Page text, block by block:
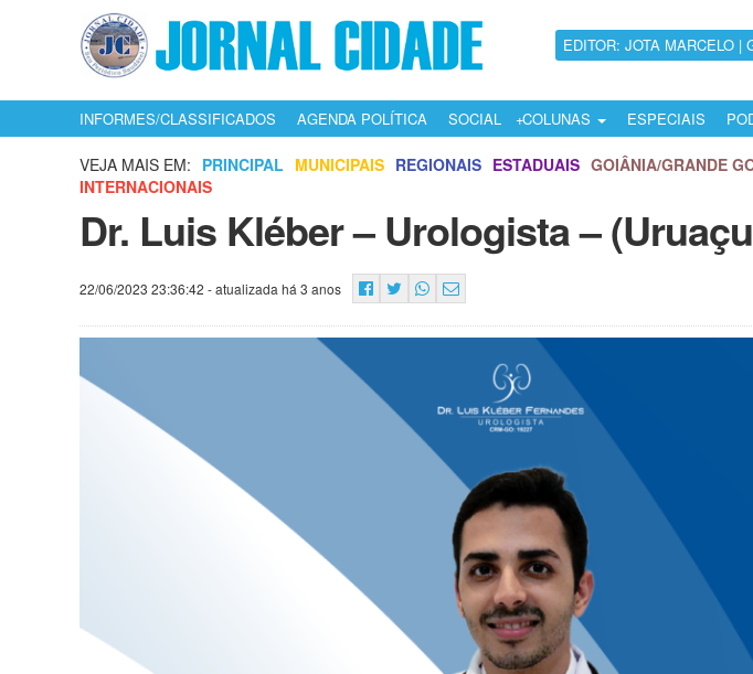
EDITOR: JOTA MARCELO |
INFORMES/CLASSIFICADOS AGENDA POLÍTICA SOCIAL COLUNAS ESPECIAIS
VEJA MAIS EM: PRINCIPAL MUNICIPAIS REGIONAIS ESTADUAIS GOIÂNIA/GRANDE
INTERNACIONAIS
Dr. Luis Kléber – Urologista –
22/06/2023 23:36:42 - atualizada há 3 anos